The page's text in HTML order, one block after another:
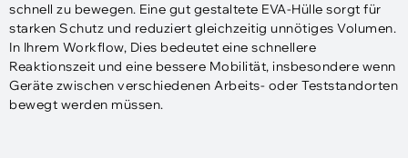
schnell zu bewegen. Eine gut gestaltete EVA-Hülle sorgt für
starken Schutz und reduziert gleichzeitig unnötiges Volumen.
In Ihrem Workflow, Dies bedeutet eine schnellere
Reaktionszeit und eine bessere Mobilität, insbesondere wenn
Geräte zwischen verschiedenen Arbeits- oder Teststandorten
bewegt werden müssen.